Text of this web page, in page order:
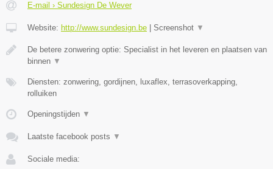
E-mail › Sundesign De Wever
Website: http://www.sundesign.be Screenshot ▼
De betere zonwering optie: Specialist in het leveren en plaatsen van
binnen ▼
Diensten: zonwering, gordijnen, luxaflex, terrasoverkapping,
rolluiken
Openingstijden ▼
Laatste facebook posts ▼
Sociale media: